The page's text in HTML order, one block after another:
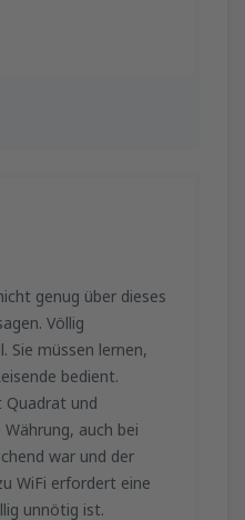
genug über dieses
Völlig
Sie müssen lernen,
bedient.
Quadrat und
auch bei
war und der
WiFi erfordert eine
unnötig ist.